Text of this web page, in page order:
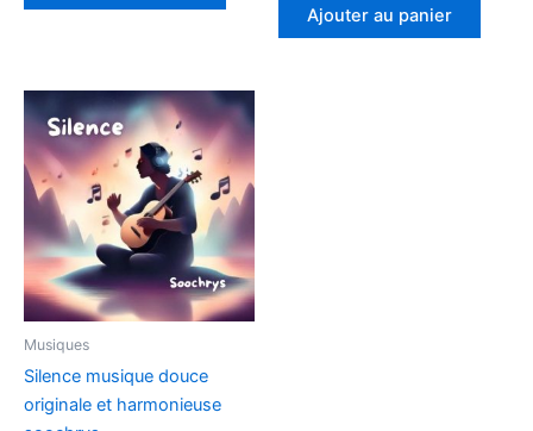
Ajouter au panier
Musiques
Silence musique douce
originale et harmonieuse